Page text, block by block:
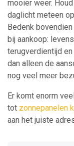
mooier weer.
daglicht meteen
Bedenk
bij aankoop:
terugverdientijd
dan alleen de
nog veel meer
Er komt enorm
tot zonnepanelen
aan het juiste